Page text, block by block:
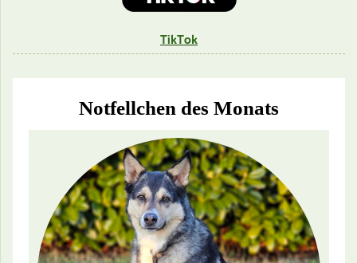
TikTok
Notfellchen des Monats